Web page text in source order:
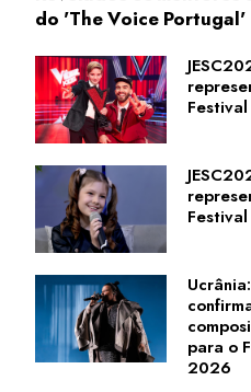
do 'The Voice Portugal'
para o
2026